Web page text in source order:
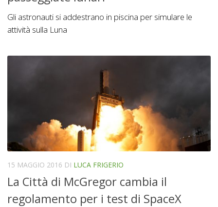
Gli astronauti si addestrano in piscina per simulare le
attività sulla Luna
15 MAGGIO 2016 DI LUCA FRIGERIO
La Città di McGregor cambia il
regolamento per i test di SpaceX